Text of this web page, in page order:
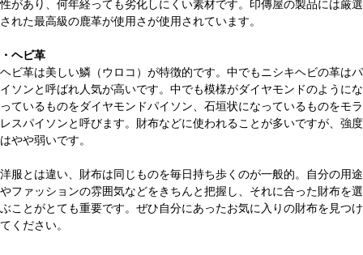
性があり、何年経っても劣化しにくい素材です。印傳屋の製品には厳選
された最高級の鹿革が使用さが使用されています。
・ヘビ革
ヘビ革は美しい鱗（ウロコ）が特徴的です。中でもニシキヘビの革はパ
イソンと呼ばれ人気が高いです。中でも模様がダイヤモンドのようにな
っているものをダイヤモンドパイソン、石垣状になっているものをモラ
レスパイソンと呼びます。財布などに使われることが多いですが、強度
はやや弱いです。
洋服とは違い、財布は同じものを毎日持ち歩くのが一般的。自分の用途
やファッションの雰囲気などをきちんと把握し、それに合った財布を選
ぶことがとても重要です。ぜひ自分にあったお気に入りの財布を見つけ
てください。